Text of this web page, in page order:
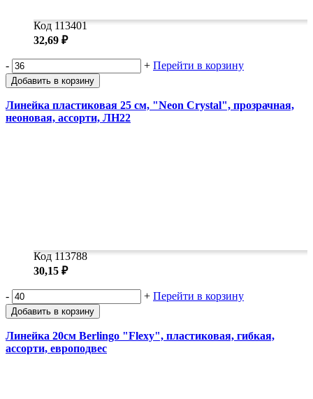
Код 113401
32,69 ₽
- + Перейти в корзину
Добавить в корзину
Линейка пластиковая 25 см, "Neon Crystal", прозрачная,
неоновая, ассорти, ЛН22
Код 113788
30,15 ₽
- + Перейти в корзину
Добавить в корзину
Линейка 20см Berlingo "Flexy", пластиковая, гибкая,
ассорти, европодвес